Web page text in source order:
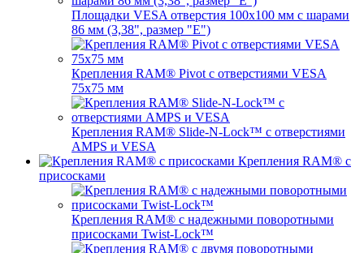
Площадки VESA отверстия 100x100 мм с шарами
86 мм (3,38", размер "E")
Крепления RAM® Pivot с отверстиями VESA
75x75 мм
Крепления RAM® Slide-N-Lock™ с отверстиями
AMPS и VESA
Крепления RAM® с
присосками
Крепления RAM® с надежными поворотными
присосками Twist-Lock™